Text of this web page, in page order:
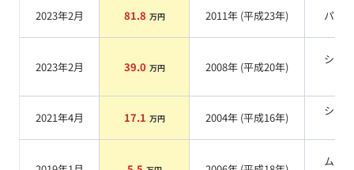
2023年2月 81.8 万円 2011年 (平成23年) パール
2023年2月 39.0 万円 2008年 (平成20年)
シル
2021年4月 17.1 万円 2004年 (平成16年)
シル
ムラ